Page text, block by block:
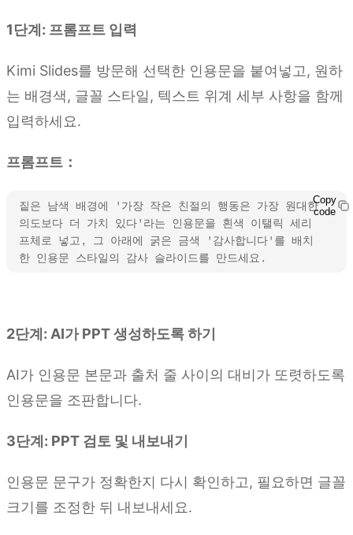
1단계: 프롬프트 입력
Kimi Slides를 방문해 선택한 인용문을 붙여넣고, 원하
는 배경색, 글꼴 스타일, 텍스트 위계 세부 사항을 함께
입력하세요.
프롬프트：
짙은 남색 배경에 '가장 작은 친절의 행동은 가장 원대한
의도보다 더 가치 있다'라는 인용문을 흰색 이탤릭 세리
프체로 넣고, 그 아래에 굵은 금색 '감사합니다'를 배치
한 인용문 스타일의 감사 슬라이드를 만드세요.
Copy
code
2단계: AI가 PPT 생성하도록 하기
AI가 인용문 본문과 출처 줄 사이의 대비가 또렷하도록
인용문을 조판합니다.
3단계: PPT 검토 및 내보내기
인용문 문구가 정확한지 다시 확인하고, 필요하면 글꼴
크기를 조정한 뒤 내보내세요.